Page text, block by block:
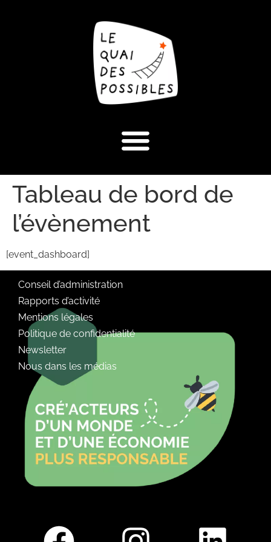
Tableau de bord de
l’évènement
[event_dashboard]
Conseil d’administration
Rapports d’activité
Mentions légales
Politique de confidentialité
Newsletter
Nous dans les médias